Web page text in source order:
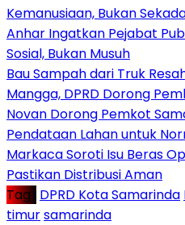
Kemanusiaan, Bukan
Anhar Ingatkan Pejabat
Sosial, Bukan Musuh
Bau Sampah dari Truk
Mangga, DPRD Dorong
Novan Dorong Pemkot
Pendataan Lahan untuk
Markaca Soroti Isu Beras
Pastikan Distribusi Aman
Tag : DPRD Kota Samarinda
timursamarinda